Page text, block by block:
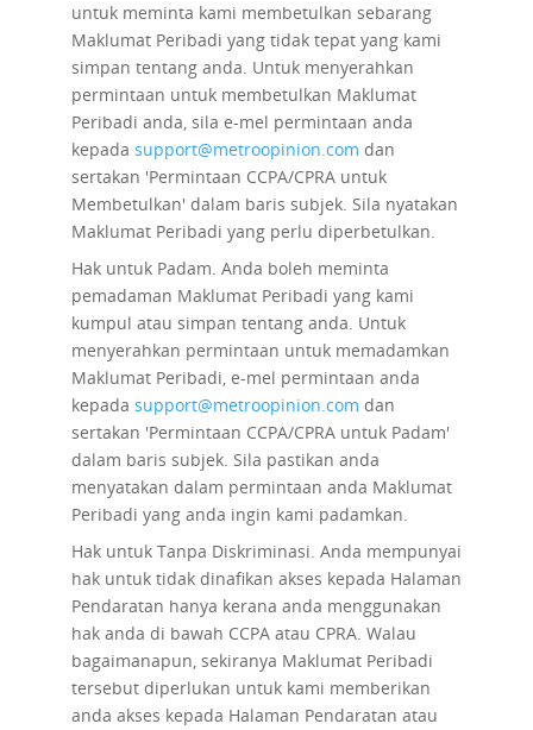
untuk meminta kami membetulkan sebarang
Maklumat Peribadi yang tidak tepat yang kami
simpan tentang anda. Untuk menyerahkan
permintaan untuk membetulkan Maklumat
Peribadi anda, sila e-mel permintaan anda
kepada support@metroopinion.com dan
sertakan 'Permintaan CCPA/CPRA untuk
Membetulkan' dalam baris subjek. Sila nyatakan
Maklumat Peribadi yang perlu diperbetulkan.
Hak untuk Padam. Anda boleh meminta
pemadaman Maklumat Peribadi yang kami
kumpul atau simpan tentang anda. Untuk
menyerahkan permintaan untuk memadamkan
Maklumat Peribadi, e-mel permintaan anda
kepada support@metroopinion.com dan
sertakan 'Permintaan CCPA/CPRA untuk Padam'
dalam baris subjek. Sila pastikan anda
menyatakan dalam permintaan anda Maklumat
Peribadi yang anda ingin kami padamkan.
Hak untuk Tanpa Diskriminasi. Anda mempunyai
hak untuk tidak dinafikan akses kepada Halaman
Pendaratan hanya kerana anda menggunakan
hak anda di bawah CCPA atau CPRA. Walau
bagaimanapun, sekiranya Maklumat Peribadi
tersebut diperlukan untuk kami memberikan
anda akses kepada Halaman Pendaratan atau